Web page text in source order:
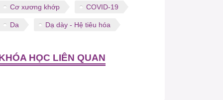
Cơ xương khớp COVID-19
Da Dạ dày - Hệ tiêu hóa
HỌC LIÊN QUAN